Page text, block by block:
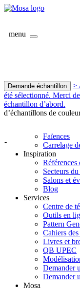
menu
Demande échantillon
>
été sélectionné. Merci
échantillon d’abord.
d’échantillons de
-
Faïences
Carrelage
Inspiration
Références
Secteurs
Salons et
Blog
Services
Centre de
Outils en
Pattern
Cahiers
Livres et
QB UPEC
Demander
Demander
Mosa